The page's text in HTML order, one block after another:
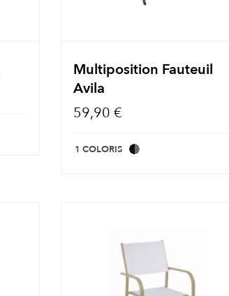
Multiposition Fauteuil
Avila
59,90 €
1 COLORIS